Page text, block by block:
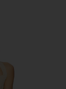
PALISADES トップ